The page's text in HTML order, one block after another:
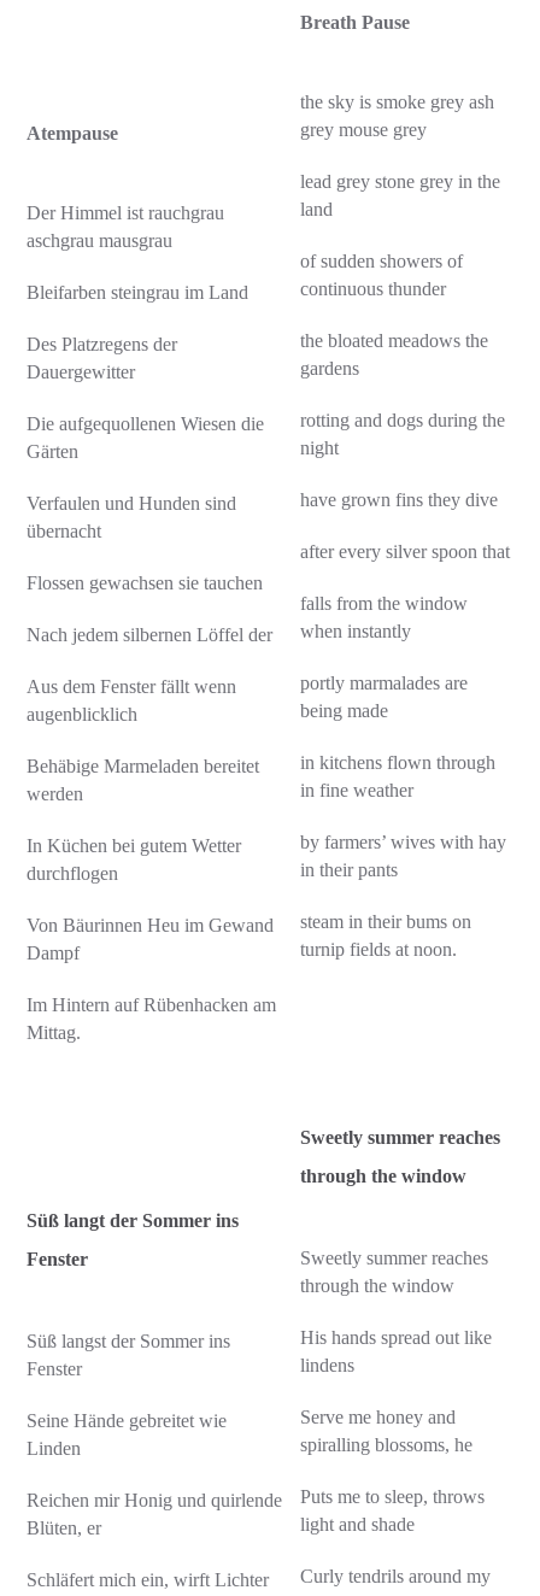
Atempause
Der Himmel ist rauchgrau
aschgrau mausgrau
Bleifarben steingrau im Land
Des Platzregens der
Dauergewitter
Die aufgequollenen Wiesen die
Gärten
Verfaulen und Hunden sind
übernacht
Flossen gewachsen sie tauchen
Nach jedem silbernen Löffel der
Aus dem Fenster fällt wenn
augenblicklich
Behäbige Marmeladen bereitet
werden
In Küchen bei gutem Wetter
durchflogen
Von Bäurinnen Heu im Gewand
Dampf
Im Hintern auf Rübenhacken am
Mittag.
Süß langt der Sommer ins
Fenster
Süß langst der Sommer ins
Fenster
Seine Hände gebreitet wie
Linden
Reichen mir Honig und quirlende
Blüten, er
Schläfert mich ein, wirft Lichter
Breath Pause
the sky is smoke grey ash
grey mouse grey
lead grey stone grey in the
land
of sudden showers of
continuous thunder
the bloated meadows the
gardens
rotting and dogs during the
night
have grown fins they dive
after every silver spoon that
falls from the window
when instantly
portly marmalades are
being made
in kitchens flown through
in fine weather
by farmers’ wives with hay
in their pants
steam in their bums on
turnip fields at noon.
Sweetly summer reaches
through the window
Sweetly summer reaches
through the window
His hands spread out like
lindens
Serve me honey and
spiralling blossoms, he
Puts me to sleep, throws
light and shade
Curly tendrils around my